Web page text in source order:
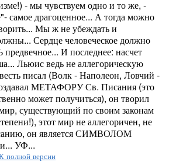
- мы чувствуем одно и то же, -
самое драгоценное... А тогда можно
Мы ж не убеждать и
Сердце человеческое должно
И последнее: насчет
Льюис ведь не аллегорическую
писал (Волк - Наполеон, Ловчий -
МЕТАФОРУ Св. Писания (это
может получиться), он творил
существующий по своим законам
этот мир не аллегоричен, не
он является СИМВОЛОМ
УФ...
полной версии